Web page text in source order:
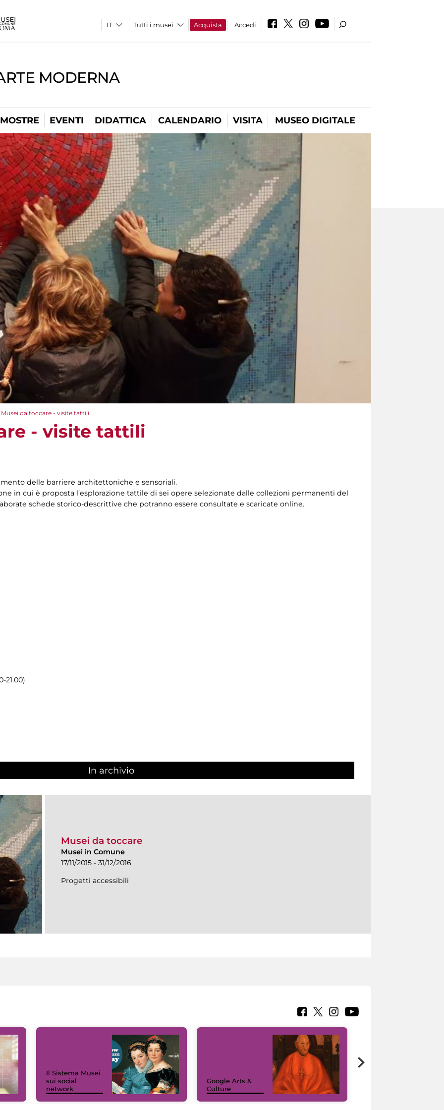
Tutti i musei Acquista Accedi
MODERNA
MOSTRE EVENTI DIDATTICA CALENDARIO VISITA MUSEO DIGITALE
Musei da toccare - visite tattili
- visite tattili
delle barriere architettoniche e sensoriali.
in cui è proposta l’esplorazione tattile di sei opere selezionate dalle collezioni permanenti del
schede storico-descrittive che potranno essere consultate e scaricate online.
21.00)
In archivio
Musei da toccare
Musei in Comune
17/11/2015 - 31/12/2016
Progetti accessibili
Il Sistema Musei
sui social
network
Google Arts &
Culture